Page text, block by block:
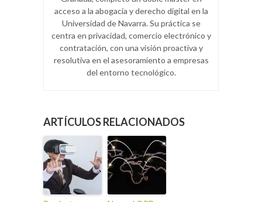
acceso a la abogacía y derecho digital en la
Universidad de Navarra. Su práctica se
centra en privacidad, comercio electrónico y
contratación, con una visión proactiva y
resolutiva en el asesoramiento a empresas
del entorno tecnológico.
ARTÍCULOS RELACIONADOS